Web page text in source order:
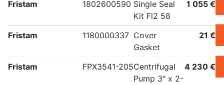
Fristam 1802600590 Single Seal
Kit Fl2 58
1 055 €
Fristam 1180000337 Cover
Gasket
21 €
Fristam FPX3541-205Centrifugal
Pump 3" x 2-
4 230 €